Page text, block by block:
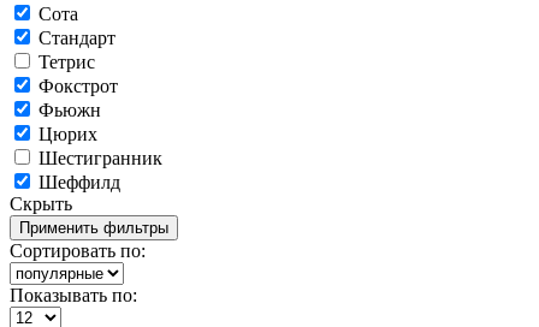
Сота
Стандарт
Тетрис
Фокстрот
Фьюжн
Цюрих
Шестигранник
Шеффилд
Скрыть
Сортировать по:
Показывать по: